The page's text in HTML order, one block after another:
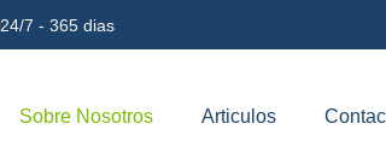
24/7 - 365 dias
Sobre Nosotros Articulos